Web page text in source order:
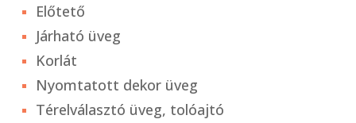
Előtető
Járható üveg
Korlát
Nyomtatott dekor üveg
Térelválasztó üveg, tolóajtó